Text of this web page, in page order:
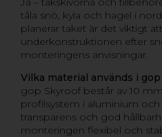
tåla snö, kyla och hagel i
planerar taket är det viktigt
underkonstruktionen efter
monteringens anvisningar.
Vilka material används i
gop Skyroof består av 10
profilsystem i aluminium
transparens och god
monteringen flexibel och